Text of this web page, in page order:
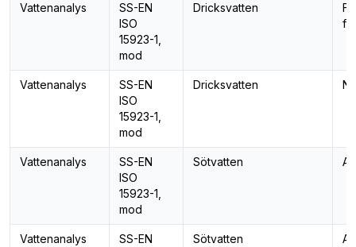
Vattenanalys
SS-EN
ISO
15923-1,
mod
Dricksvatten
Vattenanalys
SS-EN
ISO
15923-1,
mod
Dricksvatten
Vattenanalys
SS-EN
ISO
15923-1,
mod
Sötvatten
Vattenanalys
SS-EN
Sötvatten